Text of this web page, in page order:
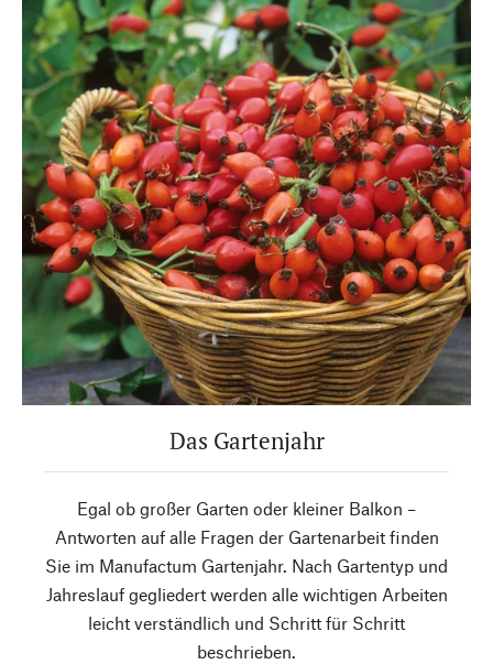
Das Gartenjahr
Egal ob großer Garten oder kleiner Balkon –
Antworten auf alle Fragen der Gartenarbeit finden
Sie im Manufactum Gartenjahr. Nach Gartentyp und
Jahreslauf gegliedert werden alle wichtigen Arbeiten
leicht verständlich und Schritt für Schritt
beschrieben.